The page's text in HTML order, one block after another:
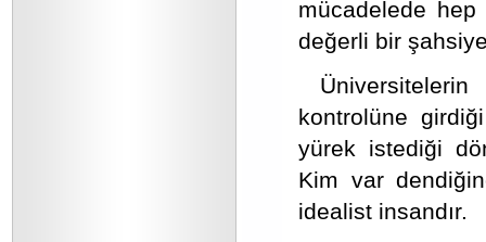
mücadelede
değerli bir
kontrolüne
yürek istediği
Kim var
idealist insandır.